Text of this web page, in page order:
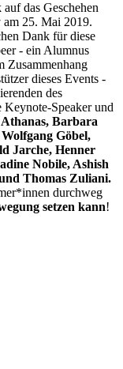
das Geschehen
25. Mai 2019.
Dank für diese
- ein Alumnus
Zusammenhang
dieses Events -
des
Keynote-Speaker und
Barbara
Göbel,
Jarche, Henner
Nobile, Ashish
Thomas Zuliani.
durchweg
setzen kann!